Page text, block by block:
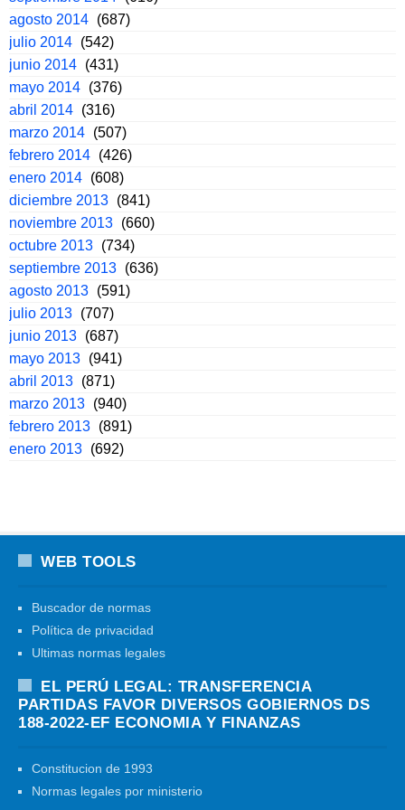
agosto 2014 (687)
julio 2014 (542)
junio 2014 (431)
mayo 2014 (376)
abril 2014 (316)
marzo 2014 (507)
febrero 2014 (426)
enero 2014 (608)
diciembre 2013 (841)
noviembre 2013 (660)
octubre 2013 (734)
septiembre 2013 (636)
agosto 2013 (591)
julio 2013 (707)
junio 2013 (687)
mayo 2013 (941)
abril 2013 (871)
marzo 2013 (940)
febrero 2013 (891)
enero 2013 (692)
WEB TOOLS
Buscador de normas
Política de privacidad
Ultimas normas legales
EL PERÚ LEGAL: TRANSFERENCIA
PARTIDAS FAVOR DIVERSOS GOBIERNOS DS
188-2022-EF ECONOMIA Y FINANZAS
Constitucion de 1993
Normas legales por ministerio